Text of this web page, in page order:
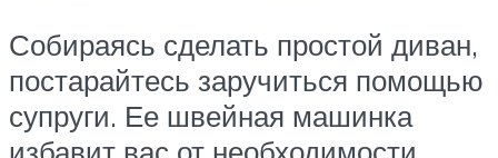
Собираясь сделать простой диван,
постарайтесь заручиться помощью
супруги. Ее швейная машинка